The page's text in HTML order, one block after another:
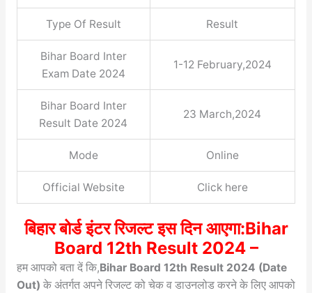
Type Of Result Result
Bihar Board Inter
Exam Date 2024
1-12 February,2024
Bihar Board Inter
Result Date 2024
23 March,2024
Mode Online
Official Website Click here
बिहार बोर्ड इंटर रिजल्ट इस दिन आएगा:Bihar
Board 12th Result 2024 –
हम आपको बता दें कि,Bihar Board 12th Result 2024 (Date
Out) के अंतर्गत अपने रिजल्ट को चेक व डाउनलोड करने के लिए आपको